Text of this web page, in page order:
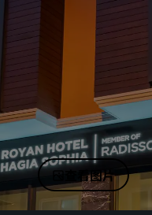
中国附属品牌
查看图片